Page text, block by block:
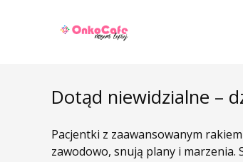
Dotąd niewidzialne –
Pacjentki z zaawansowanym
zawodowo, snują plany i marzenia.